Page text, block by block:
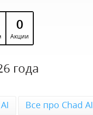
0
Акции
года
Все про Chad AI